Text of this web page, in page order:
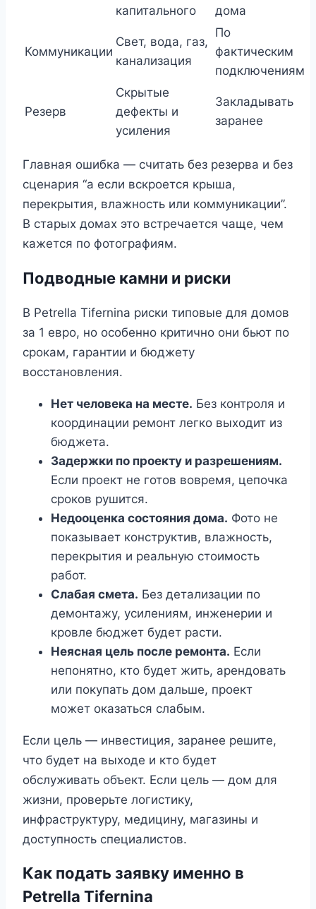
капитального
дома
Коммуникации
Свет, вода, газ,
канализация
По
фактическим
подключениям
Резерв
Скрытые
дефекты и
усиления
Закладывать
заранее
Главная ошибка — считать без резерва и без
сценария “а если вскроется крыша,
перекрытия, влажность или коммуникации”.
В старых домах это встречается чаще, чем
кажется по фотографиям.
Подводные камни и риски
В Petrella Tifernina риски типовые для домов
за 1 евро, но особенно критично они бьют по
срокам, гарантии и бюджету
восстановления.
Нет человека на месте. Без контроля и
координации ремонт легко выходит из
бюджета.
Задержки по проекту и разрешениям.
Если проект не готов вовремя, цепочка
сроков рушится.
Недооценка состояния дома. Фото не
показывает конструктив, влажность,
перекрытия и реальную стоимость
работ.
Слабая смета. Без детализации по
демонтажу, усилениям, инженерии и
кровле бюджет будет расти.
Неясная цель после ремонта. Если
непонятно, кто будет жить, арендовать
или покупать дом дальше, проект
может оказаться слабым.
Если цель — инвестиция, заранее решите,
что будет на выходе и кто будет
обслуживать объект. Если цель — дом для
жизни, проверьте логистику,
инфраструктуру, медицину, магазины и
доступность специалистов.
Как подать заявку именно в
Petrella Tifernina